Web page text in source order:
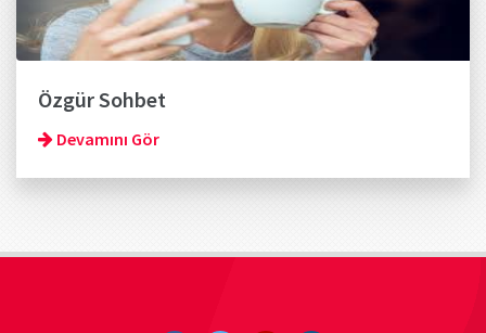
Özgür Sohbet
Devamını Gör